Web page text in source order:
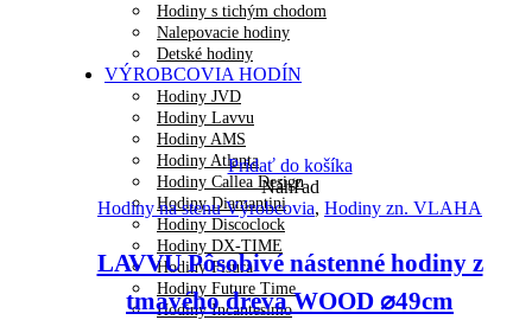
Hodiny s tichým chodom
Nalepovacie hodiny
Detské hodiny
VÝROBCOVIA HODÍN
Hodiny JVD
Hodiny Lavvu
Hodiny AMS
Hodiny Atlanta
Hodiny Callea Design
Hodiny Diamantini
Hodiny Discoclock
Hodiny DX-TIME
Hodiny Fisura
Hodiny Future Time
Hodiny Incantesimo
Pridať do košíka
Náhľad
Hodiny na stenu Výrobcovia, Hodiny zn. VLAHA
LAVVU Pôsobivé nástenné hodiny z
tmavého dreva WOOD ⌀49cm